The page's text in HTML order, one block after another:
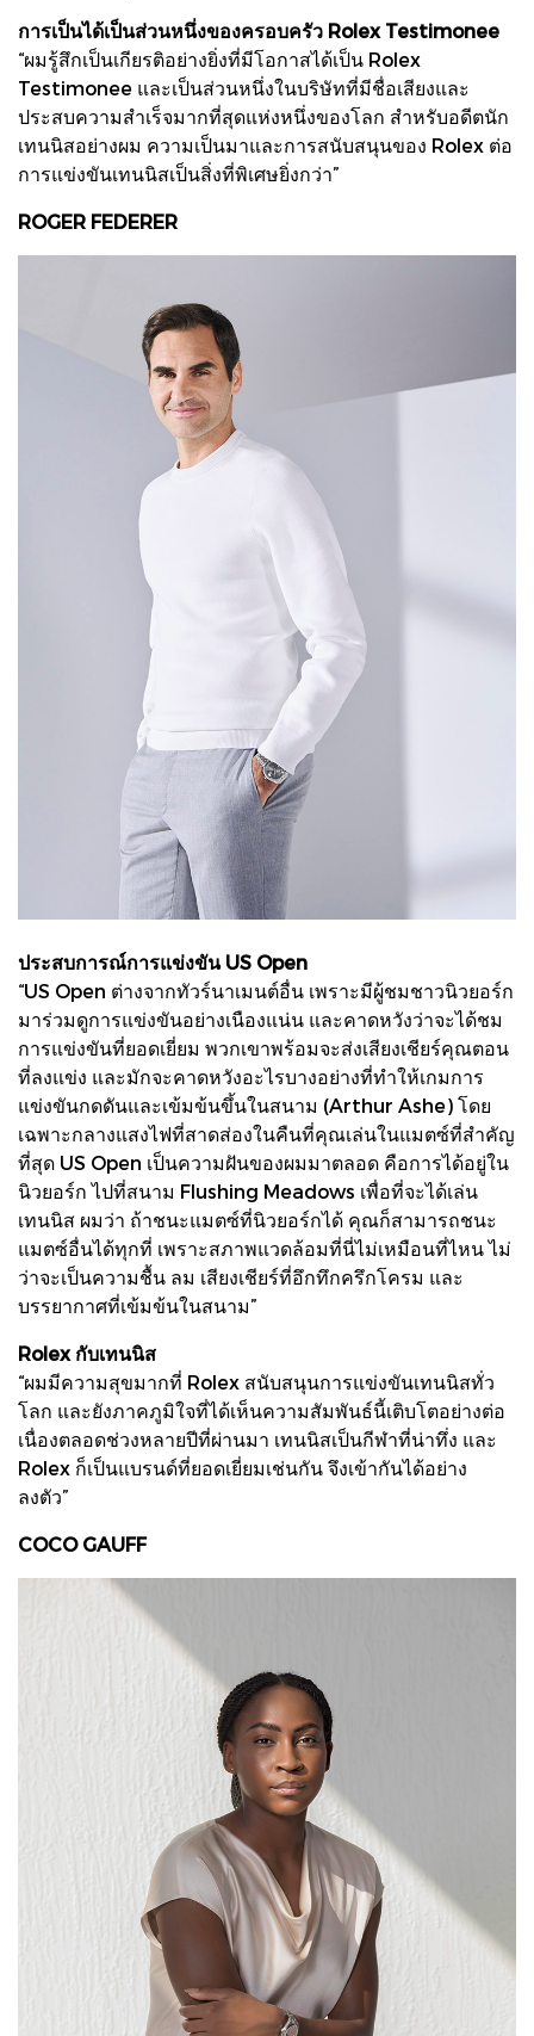
การเป็นได้เป็นส่วนหนึ่งของครอบครัว Rolex Testimonee
“ผมรู้สึกเป็นเกียรติอย่างยิ่งที่มีโอกาสได้เป็น Rolex
Testimonee และเป็นส่วนหนึ่งในบริษัทที่มีชื่อเสียงและ
ประสบความสำเร็จมากที่สุดแห่งหนึ่งของโลก สำหรับอดีตนัก
เทนนิสอย่างผม ความเป็นมาและการสนับสนุนของ Rolex ต่อ
การแข่งขันเทนนิสเป็นสิ่งที่พิเศษยิ่งกว่า”
ROGER FEDERER
ประสบการณ์การแข่งขัน US Open
“US Open ต่างจากทัวร์นาเมนต์อื่น เพราะมีผู้ชมชาวนิวยอร์ก
มาร่วมดูการแข่งขันอย่างเนืองแน่น และคาดหวังว่าจะได้ชม
การแข่งขันที่ยอดเยี่ยม พวกเขาพร้อมจะส่งเสียงเชียร์คุณตอน
ที่ลงแข่ง และมักจะคาดหวังอะไรบางอย่างที่ทำให้เกมการ
แข่งขันกดดันและเข้มข้นขึ้นในสนาม (Arthur Ashe) โดย
เฉพาะกลางแสงไฟที่สาดส่องในคืนที่คุณเล่นในแมตซ์ที่สำคัญ
ที่สุด US Open เป็นความฝันของผมมาตลอด คือการได้อยู่ใน
นิวยอร์ก ไปที่สนาม Flushing Meadows เพื่อที่จะได้เล่น
เทนนิส ผมว่า ถ้าชนะแมตซ์ที่นิวยอร์กได้ คุณก็สามารถชนะ
แมตซ์อื่นได้ทุกที่ เพราะสภาพแวดล้อมที่นี่ไม่เหมือนที่ไหน ไม่
ว่าจะเป็นความชื้น ลม เสียงเชียร์ที่อึกทึกครึกโครม และ
บรรยากาศที่เข้มข้นในสนาม”
Rolex กับเทนนิส
“ผมมีความสุขมากที่ Rolex สนับสนุนการแข่งขันเทนนิสทั่ว
โลก และยังภาคภูมิใจที่ได้เห็นความสัมพันธ์นี้เติบโตอย่างต่อ
เนื่องตลอดช่วงหลายปีที่ผ่านมา เทนนิสเป็นกีฬาที่น่าทึ่ง และ
Rolex ก็เป็นแบรนด์ที่ยอดเยี่ยมเช่นกัน จึงเข้ากันได้อย่าง
ลงตัว”
COCO GAUFF